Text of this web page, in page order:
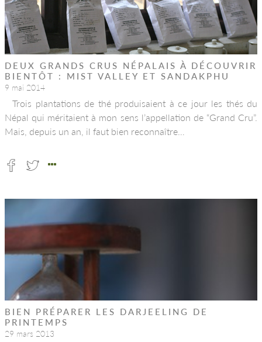
DEUX GRANDS CRUS NÉPALAIS À DÉCOUVRIR
BIENTÔT : MIST VALLEY ET SANDAKPHU
9 mai 2014
Trois plantations de thé produisaient à ce jour les thés du
Népal qui méritaient à mon sens l’appellation de “Grand Cru”.
Mais, depuis un an, il faut bien reconnaître…
BIEN PRÉPARER LES DARJEELING DE
PRINTEMPS
29 mars 2013